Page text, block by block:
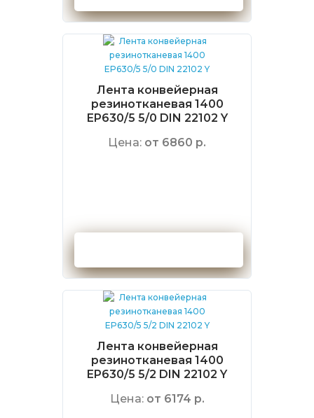
Лента конвейерная
резинотканевая 1400
EP630/5 5/0 DIN 22102 Y
Цена: от 6860 р.
Лента конвейерная
резинотканевая 1400
EP630/5 5/2 DIN 22102 Y
Цена: от 6174 р.